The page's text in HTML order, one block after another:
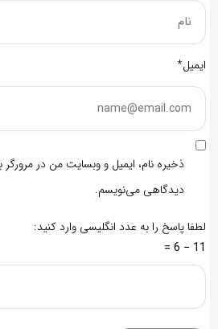
ایمیل*
ذخیره نام، ایمیل و وبسایت من در مرورگر
دیدگاهی می‌نویسم.
لطفا پاسخ را به عدد انگلیسی وارد کنید:
11 − 6 =